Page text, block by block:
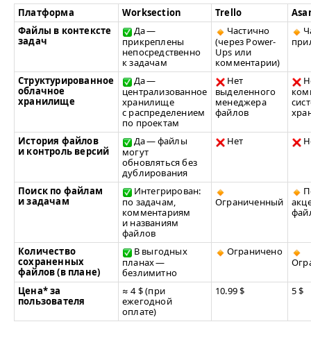
Платформа Work­sec­tion Trel­lo
Файлы в контексте
задач
Да —
прикреплены
непосредственно
к задачам
Частично
(через Pow­er-
Ups или
комментарии)
Структурированное
облачное
хранилище
Да —
централизованное
хранилище
с распределением
по проектам
Нет
выделенного
менеджера
файлов
История файлов
и контроль версий
Да — файлы
могут
обновляться без
дублирования
Нет
Поиск по файлам
и задачам
Интегрирован:
по задачам,
комментариям
и названиям
файлов
Ограниченный
Количество
сохраненных
файлов (в плане)
В выгодных
планах —
безлимитно
Ограничено
Цена* за
пользователя
≈ 4 $ (при
ежегодной
оплате)
10.99 $ 5 $